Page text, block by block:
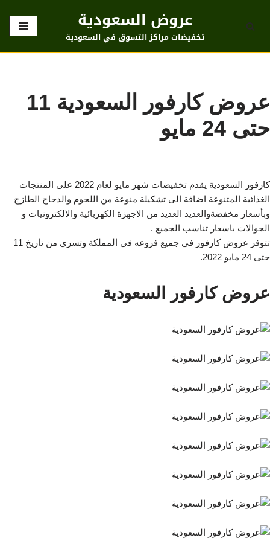
تخطى
عروض السعودية
تخفيضات مراكز التسوق في السعودية
عروض كارفور السعودية 11
حتى 24 مايو
كارفور السعودية يقدم تخفيضات شهر مايو لعام 2022 على المنتجات
الغذائية المتنوعة اضافة الى تشكيلة منوعة من اللحوم والدجاج الطازج
وبأسعار مخفضةوالعديد العديد من الاجهزة الكهربائية والالكترونيات و
الجوالات باسعار تناسب الجميع .
تتوفر عروض كارفور في جميع فروعه في المملكة وتسري من تاريخ 11
حتى 24 مايو 2022.
عروض كارفور السعودية